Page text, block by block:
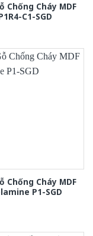
Chống Cháy MDF
C1-SGD
Chống Cháy MDF
P1-SGD